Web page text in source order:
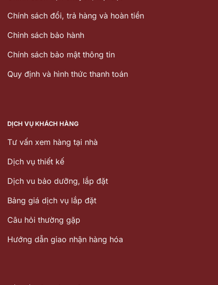
Chính sách đổi, trả hàng và hoàn tiền
Chinh sách bảo hành
Chính sách bảo mật thông tin
Quy định và hình thức thanh toán
DỊCH VỤ KHÁCH HÀNG
Tư vấn xem hàng tại nhà
Dịch vụ thiết kế
Dịch vu bảo dưỡng, lắp đặt
Bảng giá dịch vụ lắp đặt
Câu hỏi thường gặp
Hướng dẫn giao nhận hàng hóa